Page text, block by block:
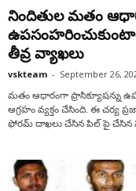
నిందితుల మతం
తీవ్ర వ్యాఖలు
vskteam - September 26,
మతం ఆధారంగా ప్రాసిక్యూషన్ను
ఆగ్రహం వ్యక్తం చేసింది. ఈ చర్య
ఫోరమ్ దాఖలు చేసిన పిల్ పై చేసిన